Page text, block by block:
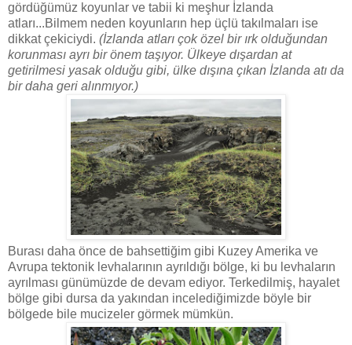
gördüğümüz koyunlar ve tabii ki meşhur İzlanda
atları...Bilmem neden koyunların hep üçlü takılmaları ise
dikkat çekiciydi. (İzlanda atları çok özel bir ırk olduğundan
korunması ayrı bir önem taşıyor. Ülkeye dışardan at
getirilmesi yasak olduğu gibi, ülke dışına çıkan İzlanda atı da
bir daha geri alınmıyor.)
Burası daha önce de bahsettiğim gibi Kuzey Amerika ve
Avrupa tektonik levhalarının ayrıldığı bölge, ki bu levhaların
ayrılması günümüzde de devam ediyor. Terkedilmiş, hayalet
bölge gibi dursa da yakından incelediğimizde böyle bir
bölgede bile mucizeler görmek mümkün.